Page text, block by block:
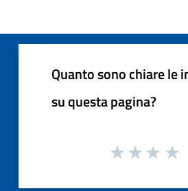
Quanto sono chiare le
su questa pagina?